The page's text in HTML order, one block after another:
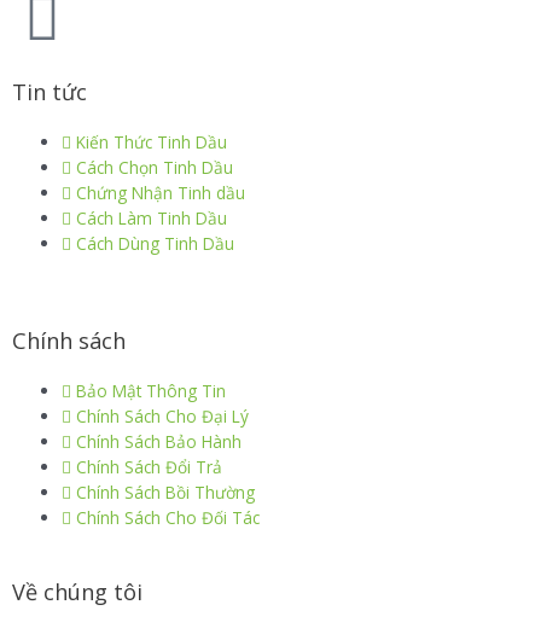
Tin tức
Kiến Thức Tinh Dầu
Cách Chọn Tinh Dầu
Chứng Nhận Tinh dầu
Cách Làm Tinh Dầu
Cách Dùng Tinh Dầu
Chính sách
Bảo Mật Thông Tin
Chính Sách Cho Đại Lý
Chính Sách Bảo Hành
Chính Sách Đổi Trả
Chính Sách Bồi Thường
Chính Sách Cho Đối Tác
Về chúng tôi